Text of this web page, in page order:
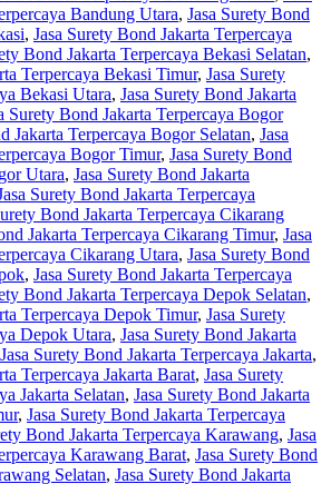
Bandung Utara, Jasa Surety Bond
, Jasa Surety Bond Jakarta Terpercaya
Bond Jakarta Terpercaya Bekasi Selatan,
Terpercaya Bekasi Timur, Jasa Surety
Bekasi Utara, Jasa Surety Bond Jakarta
Surety Bond Jakarta Terpercaya Bogor
Jakarta Terpercaya Bogor Selatan, Jasa
Bogor Timur, Jasa Surety Bond
Utara, Jasa Surety Bond Jakarta
Surety Bond Jakarta Terpercaya
Bond Jakarta Terpercaya Cikarang
Jakarta Terpercaya Cikarang Timur, Jasa
Cikarang Utara, Jasa Surety Bond
, Jasa Surety Bond Jakarta Terpercaya
Bond Jakarta Terpercaya Depok Selatan,
Terpercaya Depok Timur, Jasa Surety
Depok Utara, Jasa Surety Bond Jakarta
Jasa Surety Bond Jakarta Terpercaya Jakarta,
Terpercaya Jakarta Barat, Jasa Surety
Jakarta Selatan, Jasa Surety Bond Jakarta
, Jasa Surety Bond Jakarta Terpercaya
Bond Jakarta Terpercaya Karawang, Jasa
Karawang Barat, Jasa Surety Bond
Selatan, Jasa Surety Bond Jakarta